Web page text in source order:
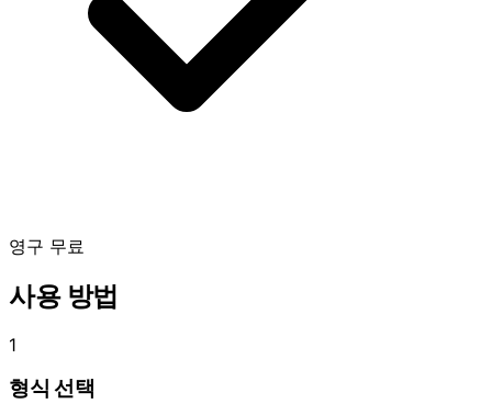
영구 무료
사용 방법
1
형식 선택